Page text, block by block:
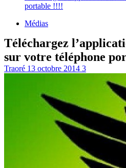
portable !!!!
Médias
Téléchargez
sur votre téléphone
Traoré 13 octobre 2014 3